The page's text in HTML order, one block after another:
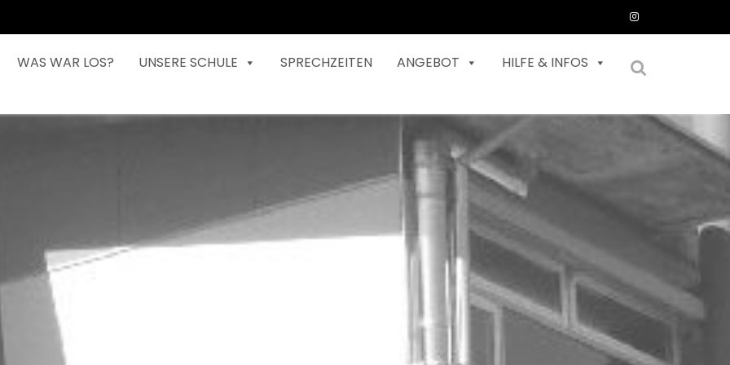
WAS WAR LOS? UNSERE SCHULE SPRECHZEITEN ANGEBOT HILFE & INFOS